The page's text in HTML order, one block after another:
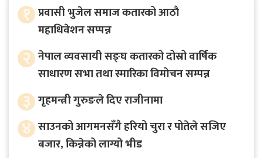
१ प्रवासी भुजेल समाज कतारको आठाै
महाधिवेशन सप्पन्न
२ नेपाल व्यवसायी सङ्घ कतारको दोस्रो वार्षिक
साधारण सभा तथा स्मारिका विमोचन सम्पन्न
३ गृहमन्त्री गुरुङले दिए राजीनामा
४ साउनको आगमनसँगै हरियो चुरा र पोतेले सजिए
बजार, किन्नेको लाग्यो भीड